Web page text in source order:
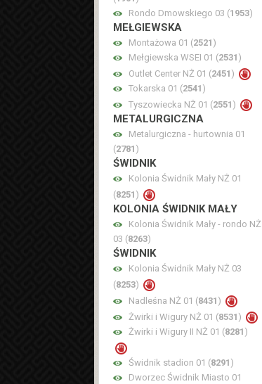
Rondo Dmowskiego 03 (1953)
MEŁGIEWSKA
Montażowa 01 (2521 )
Mełgiewska WSEI 01 (2531 )
Outlet Center NŻ 01 (2451 )
Tokarska 01 (2541 )
Tyszowiecka NŻ 01 (2551 )
METALURGICZNA
Metalurgiczna - hurtownia 01
(2781 )
ŚWIDNIK
Kolonia Świdnik Mały NŻ 01
(8251 )
KOLONIA ŚWIDNIK MAŁY
Kolonia Świdnik Mały - rondo NŻ
03 (8263)
ŚWIDNIK
Kolonia Świdnik Mały NŻ 03
(8253)
Nadleśna NŻ 01 (8431 )
Żwirki i Wigury NŻ 01 (8531 )
Żwirki i Wigury II NŻ 01 (8281 )
Świdnik stadion 01 (8291 )
Dworzec Świdnik Miasto 01